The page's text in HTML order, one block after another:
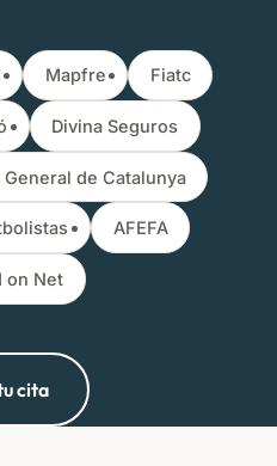
Mapfre Fiatc
Divina Seguros
General de Catalunya
AFEFA
on Net
cita